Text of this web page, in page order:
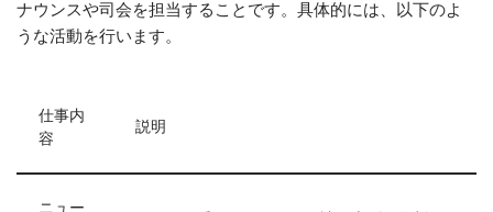
ナウンスや司会を担当することです。具体的には、以下のよ
うな活動を行います。
仕事内
容
説明
ニュー